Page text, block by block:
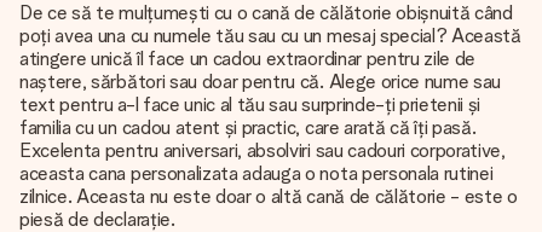
De ce să te mulțumești cu o cană de călătorie obișnuită când
poți avea una cu numele tău sau cu un mesaj special? Această
atingere unică îl face un cadou extraordinar pentru zile de
naștere, sărbători sau doar pentru că. Alege orice nume sau
text pentru a-l face unic al tău sau surprinde-ți prietenii și
familia cu un cadou atent și practic, care arată că îți pasă.
Excelenta pentru aniversari, absolviri sau cadouri corporative,
aceasta cana personalizata adauga o nota personala rutinei
zilnice. Aceasta nu este doar o altă cană de călătorie - este o
piesă de declarație.